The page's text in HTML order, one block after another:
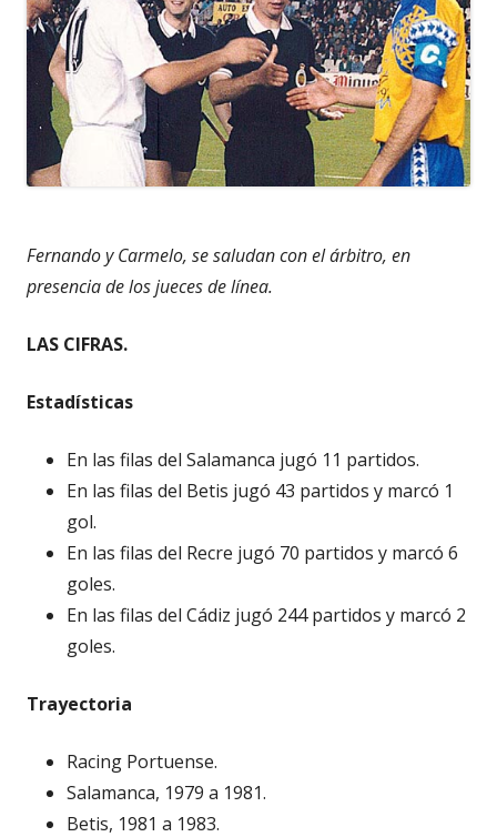
Fernando y Carmelo, se saludan con el árbitro, en
presencia de los jueces de línea.
LAS CIFRAS.
Estadísticas
En las filas del Salamanca jugó 11 partidos.
En las filas del Betis jugó 43 partidos y marcó 1
gol.
En las filas del Recre jugó 70 partidos y marcó 6
goles.
En las filas del Cádiz jugó 244 partidos y marcó 2
goles.
Trayectoria
Racing Portuense.
Salamanca, 1979 a 1981.
Betis, 1981 a 1983.